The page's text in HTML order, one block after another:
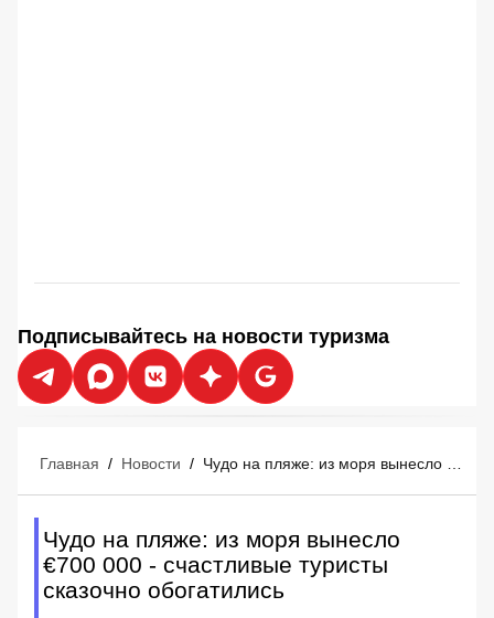
Подписывайтесь на новости туризма
Главная / Новости /
Чудо на пляже: из моря вынесло
€700 000 - счастливые туристы
сказочно обогатились